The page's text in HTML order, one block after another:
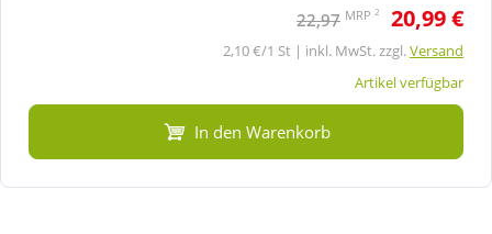
22,97 MRP 2 20,99 €
2,10 €/1 St | inkl. MwSt. zzgl.Versand
Artikel verfügbar
In den Warenkorb